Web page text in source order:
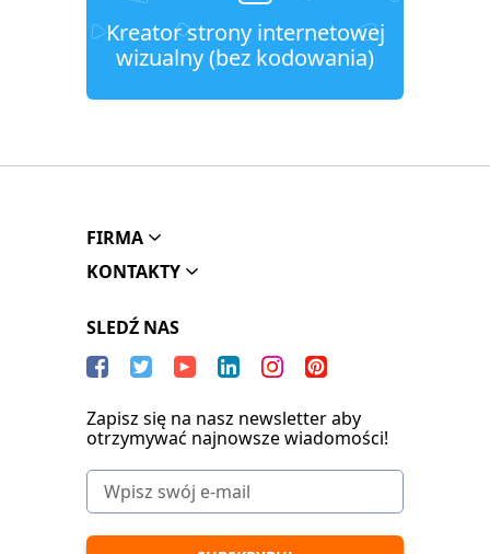
Kreator strony internetowej
wizualny (bez kodowania)
FIRMA
KONTAKTY
SLEDŹ NAS
Zapisz się na nasz newsletter aby
otrzymywać najnowsze wiadomości!